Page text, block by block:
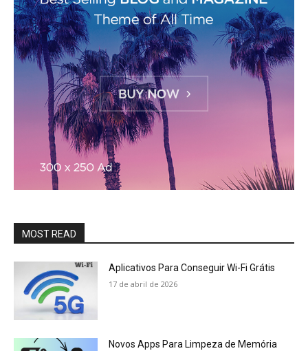
MOST READ
Aplicativos Para Conseguir Wi-Fi Grátis
17 de abril de 2026
Novos Apps Para Limpeza de Memória